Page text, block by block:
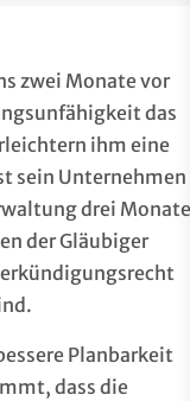
zwei Monate vor
das
ihm eine
sein Unternehmen
drei Monate
der Gläubiger
Planbarkeit
dass die